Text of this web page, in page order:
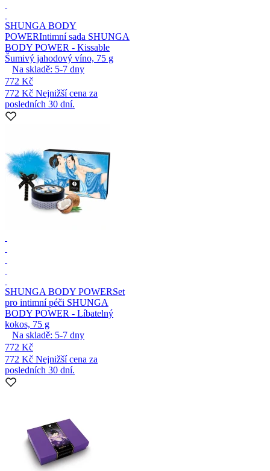
SHUNGA BODY
POWERIntimní sada SHUNGA
BODY POWER - Kissable
Šumivý jahodový víno, 75 g
Na skladě: 5-7 dny
772 Kč
772 Kč Nejnižší cena za
posledních 30 dní.
SHUNGA BODY POWERSet
pro intimní péči SHUNGA
BODY POWER - Líbatelný
kokos, 75 g
Na skladě: 5-7 dny
772 Kč
772 Kč Nejnižší cena za
posledních 30 dní.